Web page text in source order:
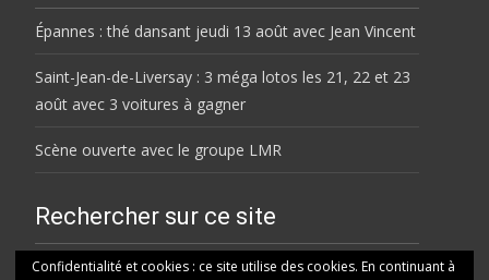
Épannes : thé dansant jeudi 13 août avec Jean Vincent
Saint-Jean-de-Liversay : 3 méga lotos les 21, 22 et 23
août avec 3 voitures à gagner
Scène ouverte avec le groupe LMR
Rechercher sur ce site
Rechercher
Confidentialité et cookies : ce site utilise des cookies. En continuant à